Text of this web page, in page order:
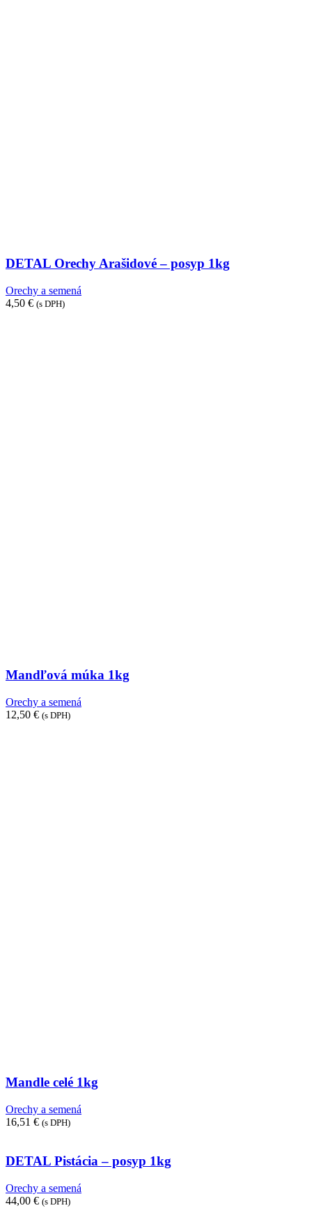
DETAL Orechy Arašidové – posyp 1kg
Orechy a semená
4,50 € (s DPH)
Mandľová múka 1kg
Orechy a semená
12,50 € (s DPH)
Mandle celé 1kg
Orechy a semená
16,51 € (s DPH)
DETAL Pistácia – posyp 1kg
Orechy a semená
44,00 € (s DPH)